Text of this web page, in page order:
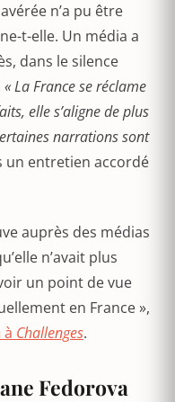
n’a pu être
t-elle. Un média a
dans le silence
« La France se réclame
elle s’aligne de plus
narrations sont
un entretien accordé
auprès des médias
n’avait plus
un point de vue
en France »,
Challenges.
Fedorova